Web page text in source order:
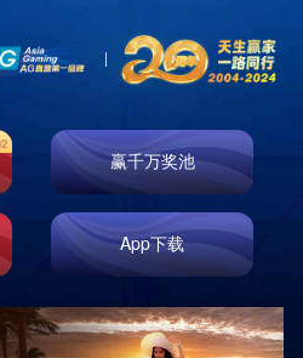
Toggle
企业文化 荣誉资质